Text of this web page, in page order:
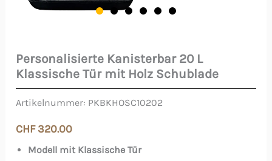
Personalisierte Kanisterbar 20 L
Klassische Tür mit Holz Schublade
Artikelnummer: PKBKHOSC10202
CHF320.00
Modell mit Klassische Tür
Personalisierte
Kanisterbar
20
Klassische
Tür